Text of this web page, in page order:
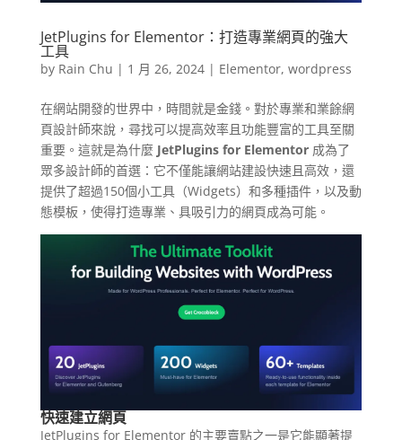
JetPlugins for Elementor：打造專業網頁的強大
工具
by Rain Chu | 1 月 26, 2024| Elementor, wordpress
在網站開發的世界中，時間就是金錢。對於專業和業餘網
頁設計師來說，尋找可以提高效率且功能豐富的工具至關
重要。這就是為什麼 JetPlugins for Elementor成為了
眾多設計師的首選：它不僅能讓網站建設快速且高效，還
提供了超過150個小工具（Widgets）和多種插件，以及動
態模板，使得打造專業、具吸引力的網頁成為可能。
快速建立網頁
JetPlugins for Elementor 的主要賣點之一是它能顯著提